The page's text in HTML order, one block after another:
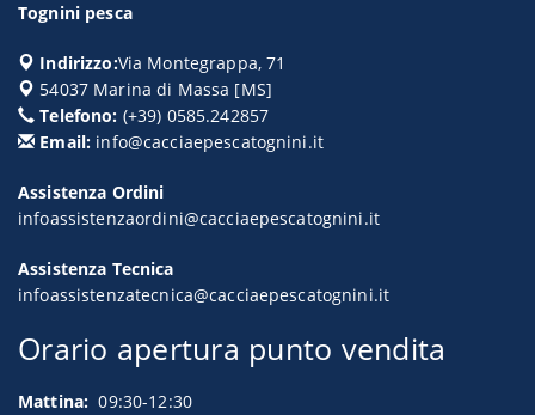
Tognini pesca
Indirizzo:Via Montegrappa, 71
54037 Marina di Massa [MS]
Telefono: (+39) 0585.242857
Email: info@cacciaepescatognini.it
Assistenza Ordini
infoassistenzaordini@cacciaepescatognini.it
Assistenza Tecnica
infoassistenzatecnica@cacciaepescatognini.it
Orario apertura punto vendita
Mattina: 09:30-12:30